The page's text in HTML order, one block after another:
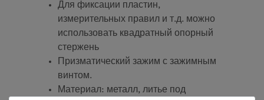
Для фиксации пластин,
измерительных правил и т.д. можно
использовать квадратный опорный
стержень
Призматический зажим с зажимным
винтом.
Материал: металл, литье под